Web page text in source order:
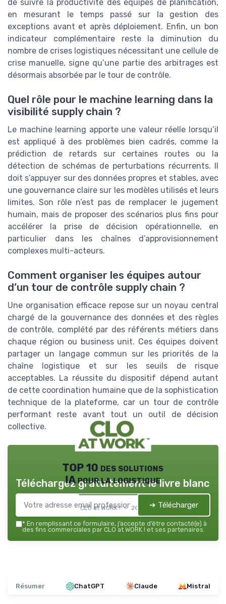
de suivre la productivité des équipes de planification,
en mesurant le temps passé sur la gestion des
exceptions avant et après déploiement. Enfin, un bon
indicateur complémentaire reste la diminution du
nombre de crises logistiques nécessitant une cellule de
crise manuelle, signe qu’une partie des arbitrages est
désormais absorbée par le tour de contrôle.
Quel rôle pour le machine learning dans la
visibilité supply chain ?
Le machine learning apporte une valeur réelle lorsqu’il
est appliqué à des problèmes bien cadrés, comme la
prédiction de retards sur certaines routes ou la
détection de schémas de perturbations récurrents. Il
doit s’appuyer sur des données propres et stables, avec
une gouvernance claire sur les modèles utilisés et leurs
limites. Son rôle n’est pas de remplacer le jugement
humain, mais de proposer des scénarios plus fins pour
accélérer la prise de décision opérationnelle, en
particulier dans les chaînes d’approvisionnement
complexes multi-acteurs.
Comment organiser les équipes autour
d’un tour de contrôle supply chain ?
Une organisation efficace repose sur un noyau central
chargé de la gouvernance des données et des règles
de contrôle, complété par des référents métiers dans
chaque région ou business unit. Ces équipes doivent
partager un langage commun sur les priorités de la
chaîne logistique et sur les seuils de risque
acceptables. La réussite du dispositif dépend autant
de cette coordination humaine que de la sophistication
technique de la plateforme, car un tour de contrôle
performant reste avant tout un outil de décision
collective.
TOP 10 des solutions
IA pour la logistique
CLO at WORK ! — 2026
Téléchargez gratuitement le livre blanc
➔ Télécharger
* En remplissant ce formulaire, j’accepte d’être contacté(e) à
des fins commerciales par CLO at WORK ! et ses partenaires.
Résumer ChatGPT Claude Mistral